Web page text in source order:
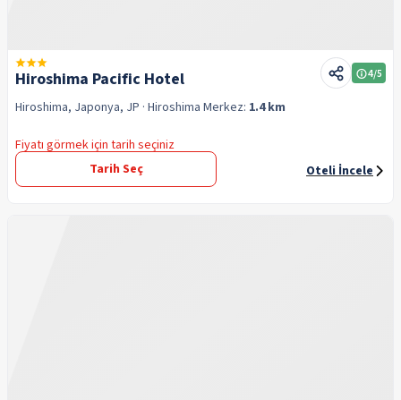
Hiroshima Pacific Hotel 4/5
Hiroshima, Japonya, JP · Hiroshima Merkez: 1.4 km
Fiyatı görmek için tarih seçiniz
Tarih Seç
Oteli İncele